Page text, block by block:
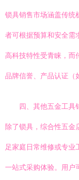
锁具销售市场涵盖传统
者可根据预算和安全需
高科技特性受青睐，而
品牌信誉、产品认证（
四、其他五金工具
除了锁具，综合性五
足家庭日常维修或专
一站式采购体验。用户